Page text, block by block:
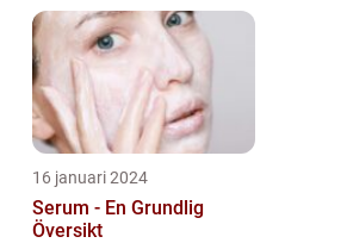
16 januari 2024
Serum - En Grundlig
Översikt